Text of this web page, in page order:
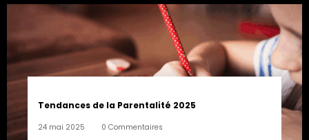
Tendances de la Parentalité 2025
24 mai 2025 0 Commentaires